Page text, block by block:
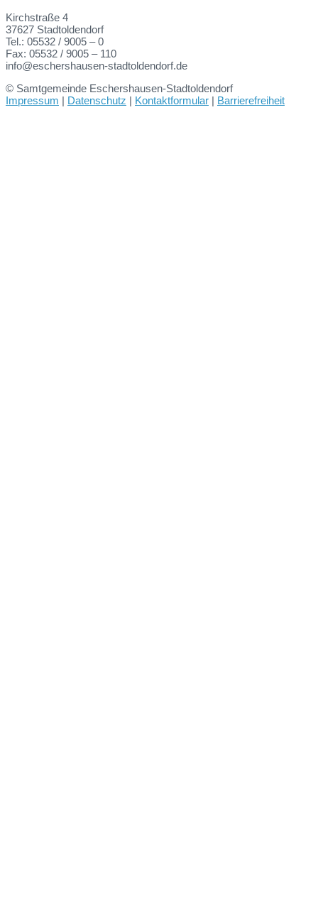
Kirchstraße 4
37627 Stadtoldendorf
Tel.: 05532 / 9005 – 0
Fax: 05532 / 9005 – 110
info@eschershausen-stadtoldendorf.de
© Samtgemeinde Eschershausen-Stadtoldendorf
Impressum | Datenschutz | Kontaktformular | Barrierefreiheit